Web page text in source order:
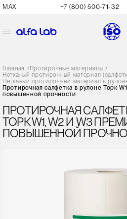
MAX +7 (800) 500-71-32
Главная / Протирочные материалы /
Нетканый протирочный материал
Нетканый протирочный материал в
Протирочная салфетка в рулоне Торк
повышенной прочности
ПРОТИРОЧНАЯ
ТОРК W1, W2 И W3
ПОВЫШЕННОЙ